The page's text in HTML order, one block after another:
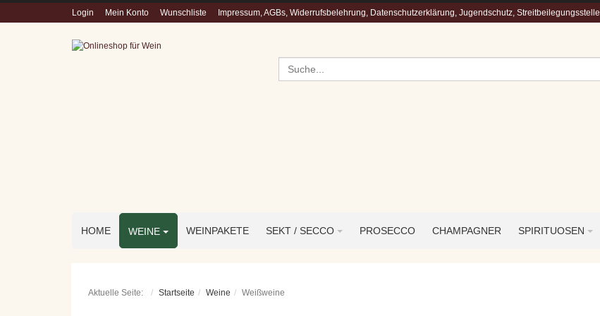
Login Mein Konto Wunschliste Impressum, AGBs, Widerrufsbelehrung, Datenschutzerklärung, Jugendschutz, Streitbeilegungsstelle
HOME WEINE WEINPAKETE SEKT / SECCO PROSECCO CHAMPAGNER SPIRITUOSEN
Aktuelle Seite: Startseite Weine Weißweine